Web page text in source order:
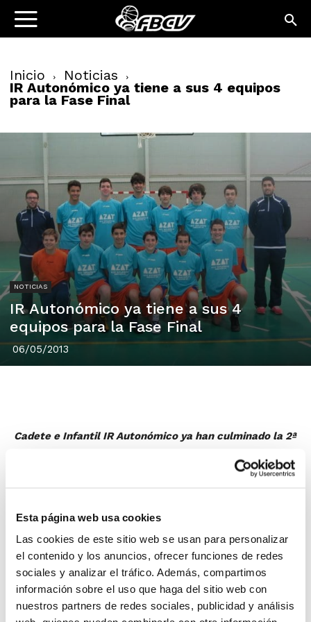
Esta página web usa cookies
Las cookies de este sitio web se usan para personalizar
el contenido y los anuncios, ofrecer funciones de redes
sociales y analizar el tráfico. Además, compartimos
información sobre el uso que haga del sitio web con
nuestros partners de redes sociales, publicidad y análisis
Inicio Noticias
IR Autonómico ya tiene a sus 4 equipos
para la Fase Final
NOTICIAS
IR Autonómico ya tiene a sus 4
equipos para la Fase Final
06/05/2013
Cadete e Infantil IR Autonómico ya han culminado la 2ª
equipos masculinos y femeninos que acceden a la Fase
Basket, C.B. Alginet, Meridiano Alicante y C.B. Àlbor
Godella en categoría masculina; y Ros Casares, B.F.
San Blas Alicante Azul, C.B. Barcas-RC y DBC-EMB
Denia 97 en femenina.
Esta Fase Final se celebrará por concentración todos